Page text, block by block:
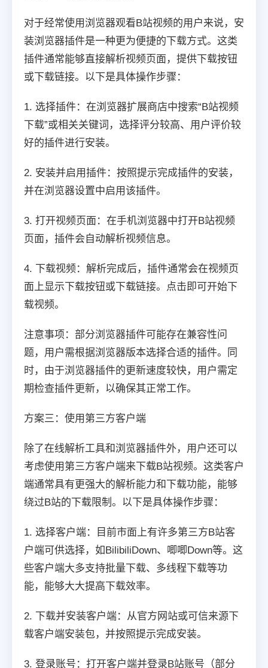
对于经常使用浏览器观看B站视频的用户来说，安
装浏览器插件是一种更为便捷的下载方式。这类
插件通常能够直接解析视频页面，提供下载按钮
或下载链接。以下是具体操作步骤：
1. 选择插件：在浏览器扩展商店中搜索“B站视频
下载”或相关关键词，选择评分较高、用户评价较
好的插件进行安装。
2. 安装并启用插件：按照提示完成插件的安装，
并在浏览器设置中启用该插件。
3. 打开视频页面：在手机浏览器中打开B站视频
页面，插件会自动解析视频信息。
4. 下载视频：解析完成后，插件通常会在视频页
面上显示下载按钮或下载链接。点击即可开始下
载视频。
注意事项：部分浏览器插件可能存在兼容性问
题，用户需根据浏览器版本选择合适的插件。同
时，由于浏览器插件的更新速度较快，用户需定
期检查插件更新，以确保其正常工作。
方案三：使用第三方客户端
除了在线解析工具和浏览器插件外，用户还可以
考虑使用第三方客户端来下载B站视频。这类客户
端通常具有更强大的解析能力和下载功能，能够
绕过B站的下载限制。以下是具体操作步骤：
1. 选择客户端：目前市面上有许多第三方B站客
户端可供选择，如BilibiliDown、唧唧Down等。这
些客户端大多支持批量下载、多线程下载等功
能，能够大大提高下载效率。
2. 下载并安装客户端：从官方网站或可信来源下
载客户端安装包，并按照提示完成安装。
3. 登录账号：打开客户端并登录B站账号（部分